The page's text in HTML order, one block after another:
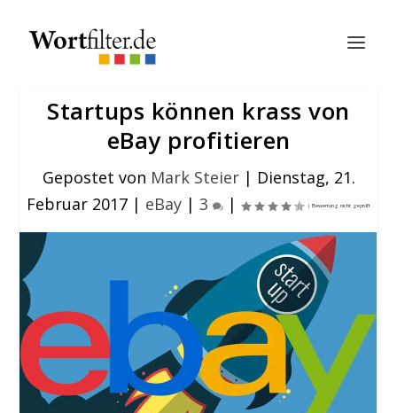
Startups können krass von
eBay profitieren
Gepostet von Mark Steier| Dienstag, 21.
Februar 2017 | eBay | 3 |